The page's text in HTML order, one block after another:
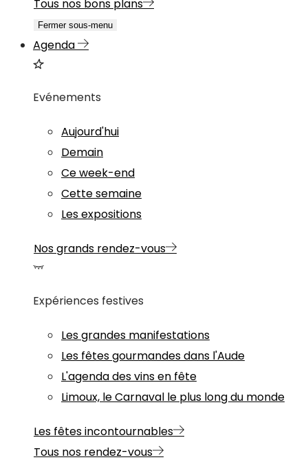
Tous nos bons plans
Fermer sous-menu
Agenda
Evénements
Aujourd'hui
Demain
Ce week-end
Cette semaine
Les expositions
Nos grands rendez-vous
Expériences festives
Les grandes manifestations
Les fêtes gourmandes dans l'Aude
L'agenda des vins en fête
Limoux, le Carnaval le plus long du monde
Les fêtes incontournables
Tous nos rendez-vous